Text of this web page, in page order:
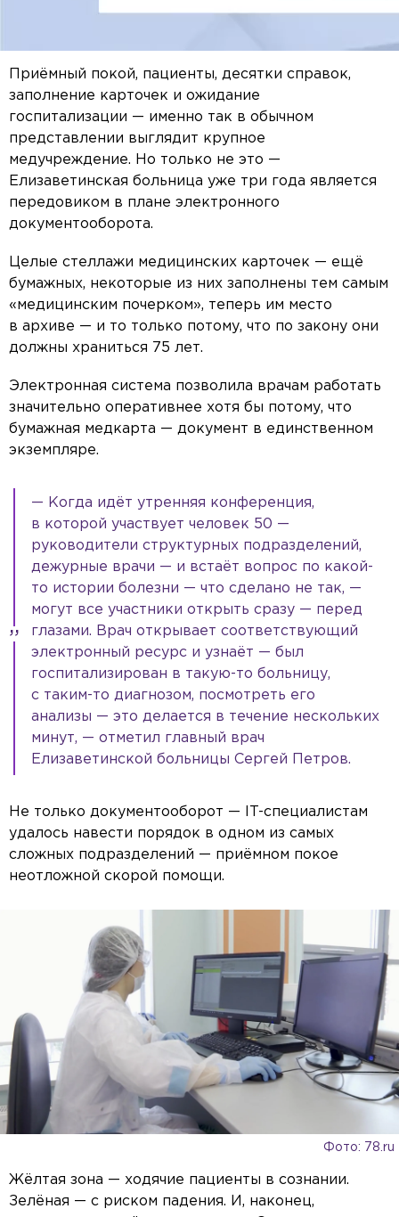
Приёмный покой, пациенты, десятки справок,
заполнение карточек и ожидание
госпитализации — именно так в обычном
представлении выглядит крупное
медучреждение. Но только не это —
Елизаветинская больница уже три года является
передовиком в плане электронного
документооборота.
Целые стеллажи медицинских карточек — ещё
бумажных, некоторые из них заполнены тем самым
«медицинским почерком», теперь им место
в архиве — и то только потому, что по закону они
должны храниться 75 лет.
Электронная система позволила врачам работать
значительно оперативнее хотя бы потому, что
бумажная медкарта — документ в единственном
экземпляре.
— Когда идёт утренняя конференция,
в которой участвует человек 50 —
руководители структурных подразделений,
дежурные врачи — и встаёт вопрос по какой-
то истории болезни — что сделано не так, —
могут все участники открыть сразу — перед
глазами. Врач открывает соответствующий
электронный ресурс и узнаёт — был
госпитализирован в такую-то больницу,
с таким-то диагнозом, посмотреть его
анализы — это делается в течение нескольких
минут, — отметил главный врач
Елизаветинской больницы Сергей Петров.
Не только документооборот — IT-специалистам
удалось навести порядок в одном из самых
сложных подразделений — приёмном покое
неотложной скорой помощи.
Фото: 78.ru
Жёлтая зона — ходячие пациенты в сознании.
Зелёная — с риском падения. И, наконец,